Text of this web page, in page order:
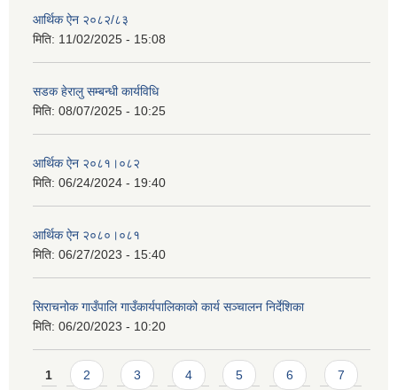
आर्थिक ऐन २०८२/८३
मिति: 11/02/2025 - 15:08
सडक हेरालु सम्बन्धी कार्यविधि
मिति: 08/07/2025 - 10:25
आर्थिक ऐन २०८१।०८२
मिति: 06/24/2024 - 19:40
आर्थिक ऐन २०८०।०८१
मिति: 06/27/2023 - 15:40
सिराचनोक गाउँपालि गाउँकार्यपालिकाको कार्य सञ्चालन निर्देशिका
मिति: 06/20/2023 - 10:20
Pages
1 2 3 4 5 6 7